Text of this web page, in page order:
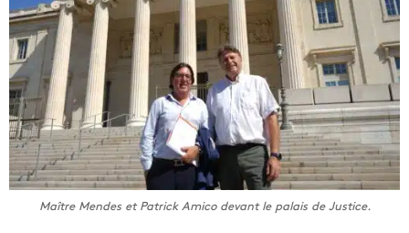
Maître Mendes et Patrick Amico devant le palais de Justice.